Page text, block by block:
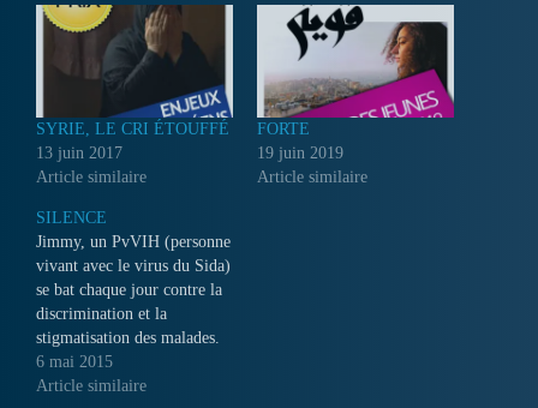
SYRIE, LE CRI ÉTOUFFÉ
13 juin 2017
Article similaire
FORTE
19 juin 2019
Article similaire
SILENCE
Jimmy, un PvVIH (personne
vivant avec le virus du Sida)
se bat chaque jour contre la
discrimination et la
stigmatisation des malades.
Son quotidien : sensibiliser
les gens de son quartier et
6 mai 2015
Article similaire